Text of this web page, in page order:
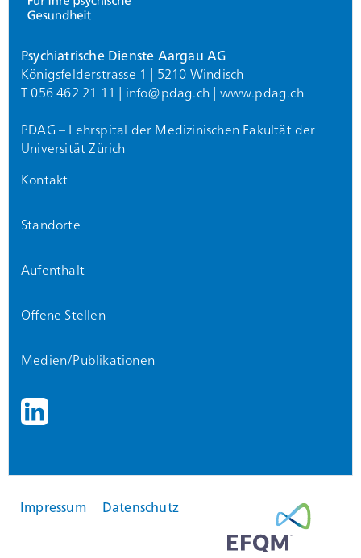
Psychiatrische Dienste Aargau AG
Königsfelderstrasse 1 | 5210 Windisch
T 056 462 21 11 | info@pdag.ch www.pdag.ch
PDAG – Lehrspital der Medizinischen Fakultät der
Universität Zürich
Kontakt
Standorte
Aufenthalt
Offene Stellen
Medien/Publikationen
Impressum Datenschutz